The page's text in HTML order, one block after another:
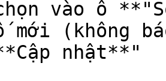
vào ô
mới (không
nhật**"